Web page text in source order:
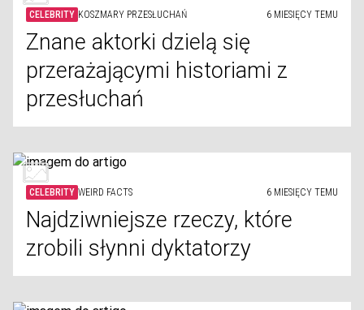
CELEBRITY KOSZMARY PRZESŁUCHAŃ 6 MIESIĘCY TEMU
Znane aktorki dzielą się
przerażającymi historiami z
przesłuchań
CELEBRITY WEIRD FACTS 6 MIESIĘCY TEMU
Najdziwniejsze rzeczy, które
zrobili słynni dyktatorzy